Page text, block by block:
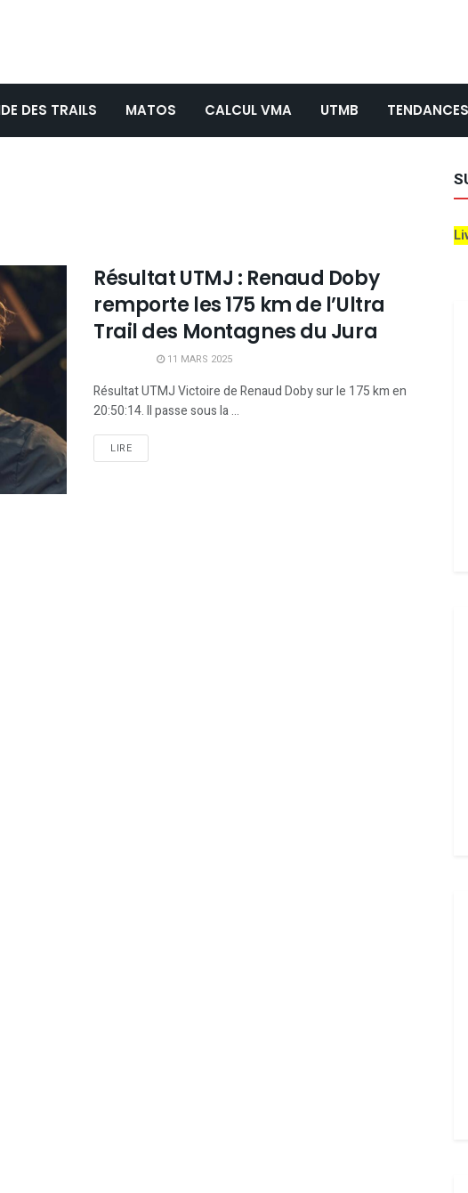
DES TRAILS MATOS CALCUL VMA UTMB TENDANCES
Résultat UTMJ : Renaud Doby
remporte les 175 km de l’Ultra
Trail des Montagnes du Jura
11 MARS 2025
Résultat UTMJ Victoire de Renaud Doby sur le 175 km en
20:50:14. Il passe sous la ...
LIRE